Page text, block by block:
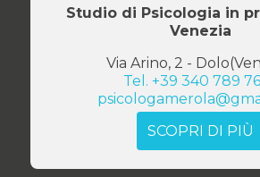
Studio di Psicologia in
Venezia
Via Arino, 2 - Dolo(
Tel. +39 340 789
SCOPRI DI PIÙ